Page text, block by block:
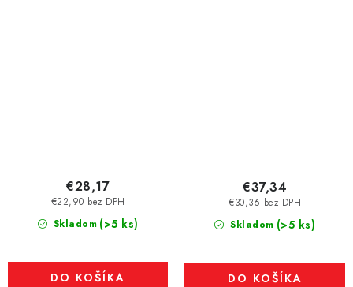
Skladom (>5 ks)
€22,90 bez DPH
€28,17
DO KOŠÍKA
Skladom (>5 ks)
€30,36 bez DPH
€37,34
DO KOŠÍKA